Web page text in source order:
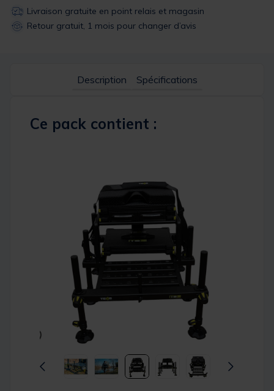
Livraison gratuite en point relais et magasin
Retour gratuit, 1 mois pour changer d’avis
Description Spécifications
Ce pack contient :